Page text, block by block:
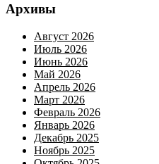
Архивы
Август 2026
Июль 2026
Июнь 2026
Май 2026
Апрель 2026
Март 2026
Февраль 2026
Январь 2026
Декабрь 2025
Ноябрь 2025